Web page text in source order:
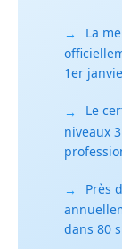
→
La
1er
→
Le
niveaux
→
Près
dans 80